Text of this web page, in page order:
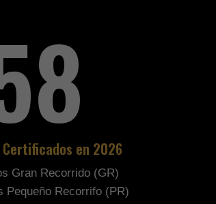
Certificados en 2026
Gran Recorrido (GR)
Pequeño Recorrifo (PR)